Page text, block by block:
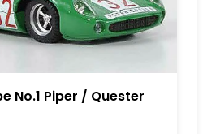
No.1 Piper / Quester